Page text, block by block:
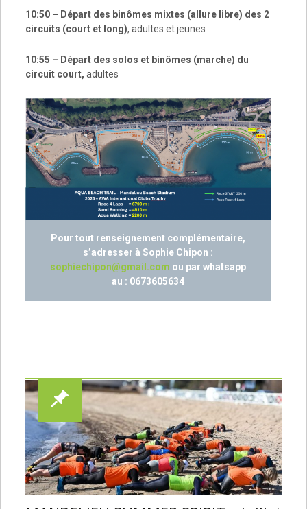
10:50 – Départ des binômes mixtes (allure libre) des 2
circuits (court et long), adultes et jeunes
10:55 – Départ des solos et binômes (marche) du
circuit court, adultes
Pour tout renseignement complémentaire,
s’adresser à Sophie Chipon :
sophiechipon@gmail.com ou par whatsapp
au : 0673605634